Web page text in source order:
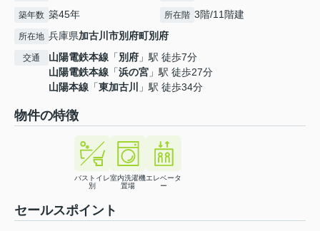
築年数 築45年 所在階 3階/11階建
所在地 兵庫県加古川市別府町別府
交通 山陽電鉄本線 「別府 」駅 徒歩7分
山陽電鉄本線 「浜の宮 」駅 徒歩27分
山陽本線 「東加古川 」駅 徒歩34分
物件の特徴
バストイレ
別
室内洗濯機
置場
エレベータ
ー
セールスポイント